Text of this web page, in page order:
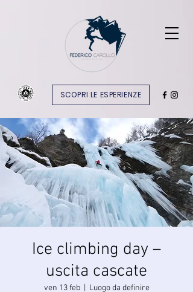
SCOPRI LE ESPERIENZE
Ice climbing day –
uscita cascate
ven 13 feb
  |
Luogo da definire